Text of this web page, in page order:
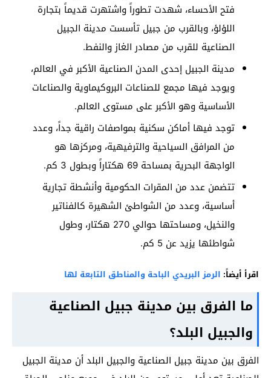
فتح الأحساء، شهدت تطوراً واشتهرت قديماً بتجارة
اللؤلؤ، وبالقرب من جبيل تأسست مدينة الجبيل
الصناعية للقرب من مصادر الغاز والنفط.
مدينة الجبيل إحدى المدن الصناعية الأكبر في العالم،
ويوجد فيها مجمع للصناعات البروكيماوية والصناعات
الأساسية وهو الأكبر على مستوى العالم.
توجد فيها أماكن سكنية بمواصفات راقية جداً، وعدد
من المرافق السياحية والترفيهية، ومركزها هو
الواجهة البحرية بمساحة 69 هكتاراً وبطول 3 كم.
تتضمن عدد من المقرات الحكومية وأنشطة تجارية
أساسية، وعدد من الشواطئ الشهيرة كالفناتير
والنخيل، ومساحتها حوالي 270 هكتار، وطول
شواطئها يزيد عن 5 كم.
اقرأ أيضاً: الرمز البريدي الباحة والمناطق التابعة لها
ما الفرق بين مدينة جبيل الصناعية
والجبيل البلد؟
الفرق بين مدينة جبيل الصناعية والجبيل البلد أن مدينة الجبيل